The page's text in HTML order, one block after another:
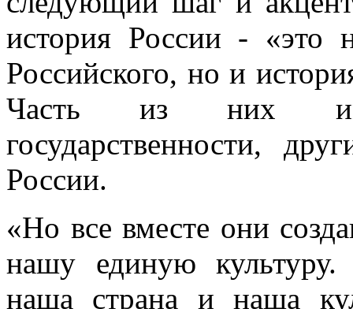
история России - «это
Российского, но и
Часть из них
государственности,
России.
«Но все вместе они
нашу единую культуру.
наша страна и наша